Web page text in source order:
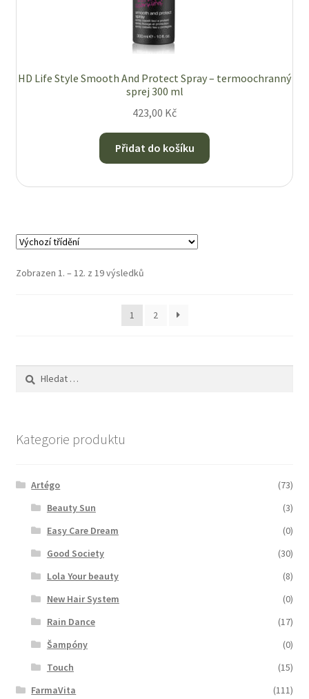
HD Life Style Smooth And Protect Spray – termoochranný
sprej 300 ml
423,00 Kč
Přidat do košíku
Zobrazen 1. – 12. z 19 výsledků
1 2
Vyhledávání
Kategorie produktu
Artégo
(73)
Beauty Sun
(3)
Easy Care Dream
(0)
Good Society
(30)
Lola Your beauty
(8)
New Hair System
(0)
Rain Dance
(17)
Šampóny
(0)
Touch
(15)
FarmaVita
(111)